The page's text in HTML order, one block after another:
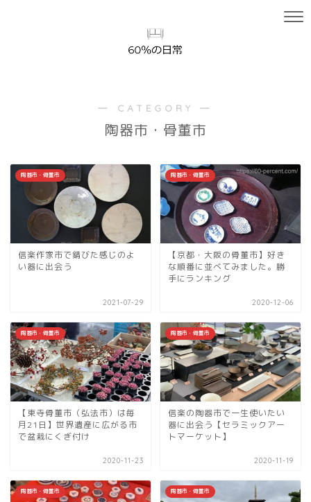
― CATEGORY ―
陶器市・骨董市
陶器市・骨董市
信楽作家市で錆びた感じのよ
い器に出会う
2021-07-29
陶器市・骨董市
【京都・大阪の骨董市】好き
な順番に並べてみました。勝
手にランキング
2020-12-06
陶器市・骨董市
【東寺骨董市（弘法市）は毎
月21日】世界遺産に広がる市
で盆栽にくぎ付け
2020-11-23
陶器市・骨董市
信楽の陶器市で一生使いたい
器に出会う【セラミックアー
トマーケット】
2020-11-19
陶器市・骨董市 陶器市・骨董市